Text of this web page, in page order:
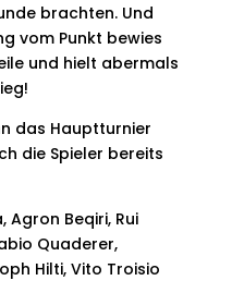
brachten. Und
vom Punkt bewies
und hielt abermals
das Hauptturnier
die Spieler bereits
Beqiri, Rui
Quaderer,
Hilti, Vito Troisio